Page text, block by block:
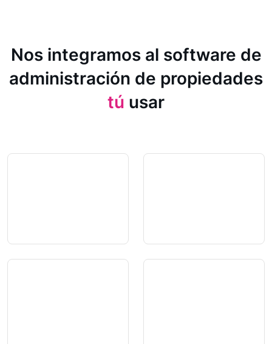
Nos integramos al software de
administración de propiedades
tú usar